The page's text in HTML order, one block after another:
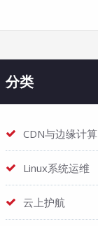
分类
CDN与边缘计算
Linux系统运维
云上护航